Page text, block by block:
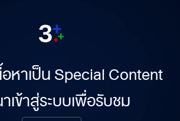
หาเป็น Special Content
เข้าสู่ระบบเพื่อรับชม